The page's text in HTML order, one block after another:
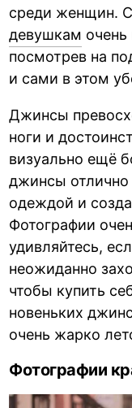
среди женщин.
девушкам
посмотрев на
и сами в этом
Джинсы
ноги и
визуально ещё
джинсы отлично
одеждой и
Фотографии
удивляйтесь,
неожиданно
чтобы купить
новеньких
очень жарко
Фотографии